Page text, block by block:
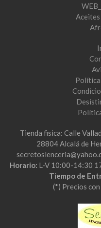
Tienda fisica: Calle
28804 Alcalá de
Horario: L-V 10:00-14:30
Tiempo de
(*) Precios